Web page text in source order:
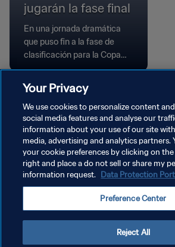
jugarán la fase final
En una jornada dramática
que puso fin a la fase de
clasificación para la Copa
Árabe de la FIFA, Comoras y
Omán se impusieron en la
tanda de penaltis, miue
Baréin entras qy Sudán
lograron victorias ajustadas.
POLÍTICA DE PRIVACIDAD
AJUSTAR LA CONFIGURACIÓN DE LAS COOKIES
Copyright © 1994 - 2026 FIFA. Todos los derechos
Your Privacy
We use cookies to personalize content
social media features and analyse our
information about your use of our site
media, advertising and analytics partners.
your cookie preferences by clicking on
right and place a do not sell or share my
information request. Data Protection
Preference Center
Reject All